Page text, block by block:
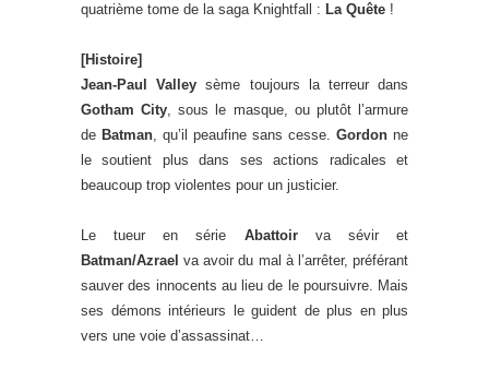
quatrième tome de la saga Knightfall : La Quête !
[Histoire]
Jean-Paul Valley sème toujours la terreur dans
Gotham City, sous le masque, ou plutôt l’armure
de Batman, qu’il peaufine sans cesse. Gordon ne
le soutient plus dans ses actions radicales et
beaucoup trop violentes pour un justicier.
Le tueur en série Abattoirva sévir et
Batman/Azrael va avoir du mal à l’arrêter, préférant
sauver des innocents au lieu de le poursuivre. Mais
ses démons intérieurs le guident de plus en plus
vers une voie d’assassinat…